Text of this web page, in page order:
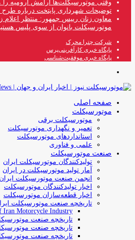
وقتی موتورسیکلت‌ها آرامش ارومیه را
توضیحات شهرداری پایتخت درباره طرح
معاون زنان رییس جمهور: منتظر اعلام
موتورسیکلت بانوان از سوی پلیس
شرکت چترا محرک
پایگاه خبری کارآفرینی‌پرس
پایگاه خبری موفقیت‌شناسی
صفحه اصلی
موتورسیکلت
موتورسیکلت برقی
تعمیر و نگهداری موتورسیکلت
استانداردهای موتورسیکلت
علمی و فناوری
صنعت موتورسیکلت
تولیدکنندگان موتورسیکلت ایران
آمار تولید موتورسیکلت در ایران
انجمن صنعت موتورسیکلت ایران
اخبار تولیدکنندگان موتورسیکلت
اخبار قطعه‌سازان موتورسیکلت
تاریخچه صنعت موتورسیکلت
Iran Motorcycle Industry
تاریخچه صنعت
تاریخچه صنعت
تاریخچه صنعت